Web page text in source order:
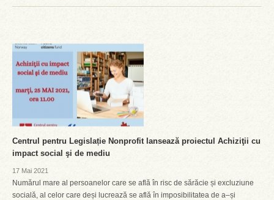
Centrul pentru Legislație Nonprofit lansează proiectul Achiziţii cu
impact social şi de mediu
17 Mai 2021
Numărul mare al persoanelor care se află în risc de sărăcie și excluziune
socială, al celor care deși lucrează se află în imposibilitatea de a–și